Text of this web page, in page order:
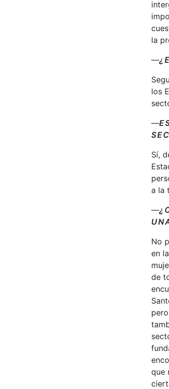
la
—
los
—
Sí,
a la
—
No
en
de
que